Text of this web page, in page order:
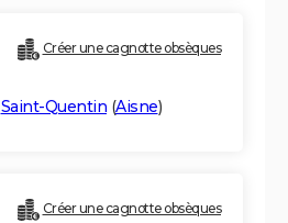
Créer une cagnotte obsèques
Saint-Quentin (Aisne)
Créer une cagnotte obsèques